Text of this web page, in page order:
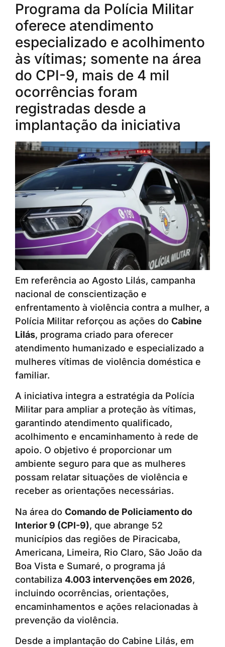
Programa da Polícia Militar
oferece atendimento
especializado e acolhimento
às vítimas; somente na área
do CPI-9, mais de 4 mil
ocorrências foram
registradas desde a
implantação da iniciativa
Em referência ao Agosto Lilás, campanha
nacional de conscientização e
enfrentamento à violência contra a mulher, a
Polícia Militar reforçou as ações do Cabine
Lilás, programa criado para oferecer
atendimento humanizado e especializado a
mulheres vítimas de violência doméstica e
familiar.
A iniciativa integra a estratégia da Polícia
Militar para ampliar a proteção às vítimas,
garantindo atendimento qualificado,
acolhimento e encaminhamento à rede de
apoio. O objetivo é proporcionar um
ambiente seguro para que as mulheres
possam relatar situações de violência e
receber as orientações necessárias.
Na área do Comando de Policiamento do
Interior 9 (CPI-9), que abrange 52
municípios das regiões de Piracicaba,
Americana, Limeira, Rio Claro, São João da
Boa Vista e Sumaré, o programa já
contabiliza 4.003 intervenções em 2026,
incluindo ocorrências, orientações,
encaminhamentos e ações relacionadas à
prevenção da violência.
Desde a implantação do Cabine Lilás, em